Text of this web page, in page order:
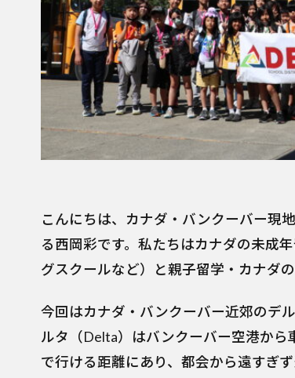
こんにちは、カナダ・バンクーバー現
る西岡彩です。私たちはカナダの未成
グスクールなど）と親子留学・カナダ
今回はカナダ・バンクーバー近郊のデ
ルタ（Delta）はバンクーバー空港か
で行ける距離にあり、都会から遠すぎ